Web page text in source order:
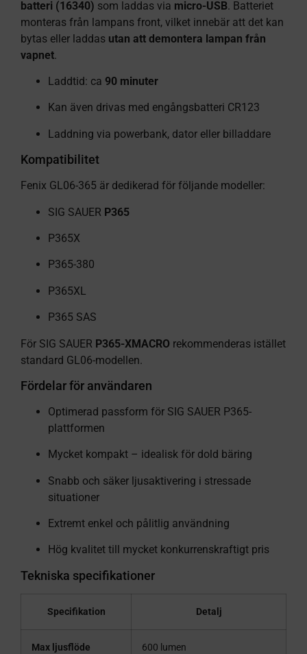
batteri (16340) som laddas via micro-USB. Batteriet
monteras från lampans front, vilket innebär att det kan
bytas eller laddas utan att demontera lampan från
vapnet.
Laddtid: ca 90 minuter
Kan även drivas med engångsbatteri CR123
Laddning via powerbank, dator eller billaddare
Kompatibilitet
Fenix GL06-365 är dedikerad för följande modeller:
SIG SAUER P365
P365X
P365-380
P365XL
P365 SAS
För SIG SAUER P365-XMACRO rekommenderas istället
standard GL06-modellen.
Fördelar för användaren
Optimerad passform för SIG SAUER P365-
plattformen
Mycket kompakt – idealisk för dold bäring
Snabb och säker ljusaktivering i stressade
situationer
Extremt enkel och pålitlig användning
Hög kvalitet till mycket konkurrenskraftigt pris
Tekniska specifikationer
Specifikation Detalj
Max ljusflöde 600 lumen